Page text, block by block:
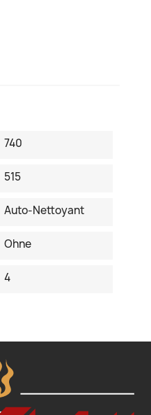
740
515
Auto-Nettoyant
Ohne
4